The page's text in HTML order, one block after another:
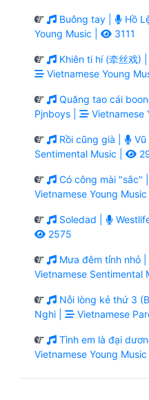
Buông tay | Hồ
Young Music |
3111
Khiên ti hí (牵丝戏) |
Vietnamese Young
Quăng tao cái
Pjnboys |
Vietnamese
Rồi cũng già | Vũ
Sentimental Music |
Có công mài "sắc" |
Vietnamese Young Music
Soledad |
2575
Mưa đêm tỉnh nhỏ |
Vietnamese Sentimental
Nỗi lòng kẻ thứ 3
Nghi |
Vietnamese
Tình em là đại
Vietnamese Young Music